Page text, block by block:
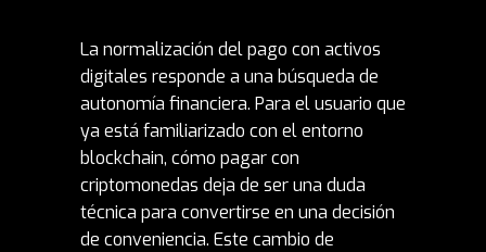
La normalización del pago con activos
digitales responde a una búsqueda de
autonomía financiera. Para el usuario que
ya está familiarizado con el entorno
blockchain, cómo pagar con
criptomonedas deja de ser una duda
técnica para convertirse en una decisión
de conveniencia. Este cambio de